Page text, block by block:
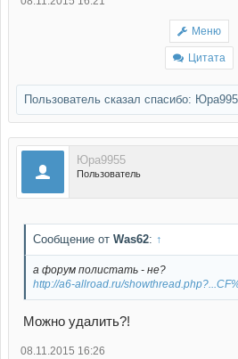
Меню
Цитата
Пользователь сказал cпасибо:
Юра9955
Пользователь
Сообщение от Was62: ↑
а форум полистать - не?
http://a6-allroad.ru/
Можно удалить?!
08.11.2015 16:26